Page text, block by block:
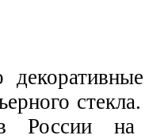
в России